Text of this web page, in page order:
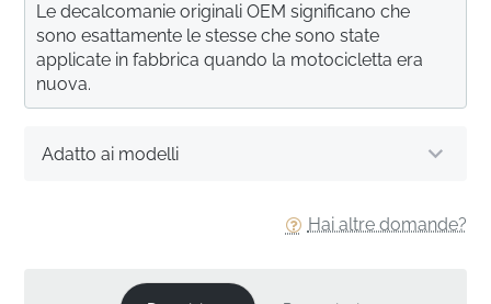
Hai altre domande?
Adatto ai modelli
Le decalcomanie originali OEM significano che
sono esattamente le stesse che sono state
applicate in fabbrica quando la motocicletta era
nuova.